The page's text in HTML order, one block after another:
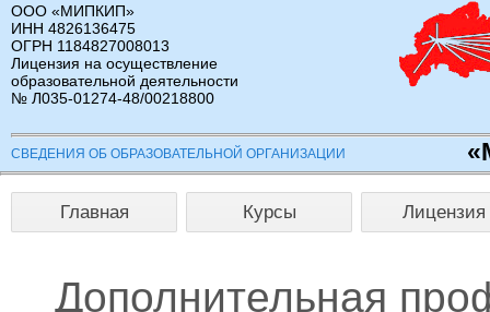
ООО «МИПКИП»
ИНН 4826136475
ОГРН 1184827008013
Лицензия на осуществление
образовательной деятельности
№ Л035-01274-48/00218800
СВЕДЕНИЯ ОБ ОБРАЗОВАТЕЛЬНОЙ ОРГАНИЗАЦИИ
Главная Курсы Лицензия
Дополнительная